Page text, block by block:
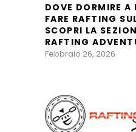
DOVE DORMIRE A
FARE RAFTING
SCOPRI LA
RAFTING
Febbraio 26, 2026